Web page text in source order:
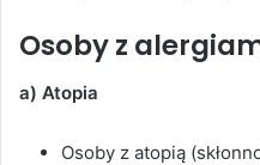
Osoby z
a) Atopia
Osoby z atopią